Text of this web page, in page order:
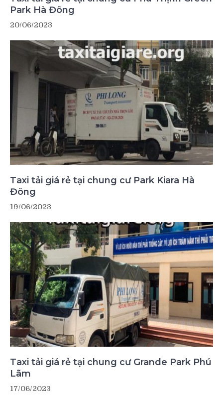
Park Hà Đông
20/06/2023
Taxi tải giá rẻ tại chung cư Park Kiara Hà
Đông
19/06/2023
Taxi tải giá rẻ tại chung cư Grande Park Phú
Lãm
17/06/2023